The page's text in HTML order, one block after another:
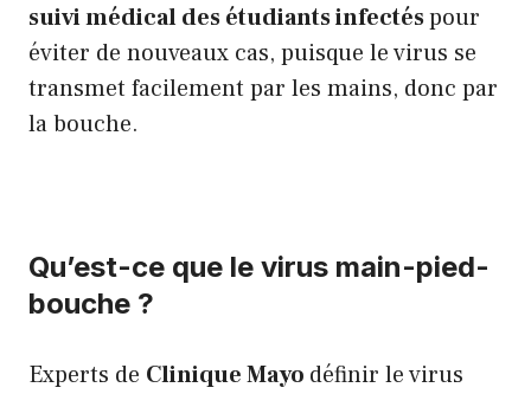
suivi médical des étudiants infectéspour
éviter de nouveaux cas, puisque le virus se
transmet facilement par les mains, donc par
la bouche.
Qu’est-ce que le virus main-pied-
bouche ?
Experts de Clinique Mayo définir le virus